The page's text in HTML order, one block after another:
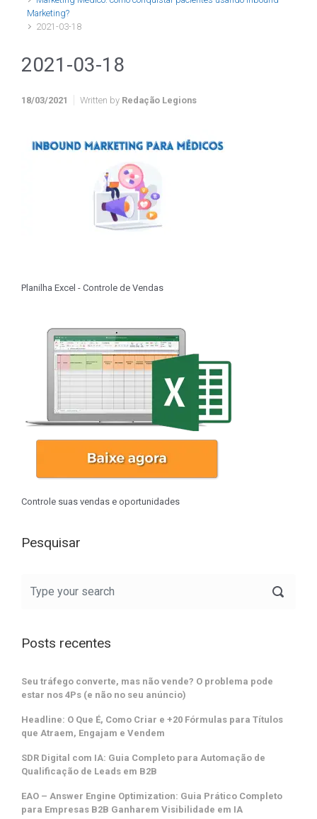
Marketing?
2021-03-18
2021-03-18
18/03/2021 Written by Redação Legions
Planilha Excel - Controle de Vendas
Controle suas vendas e oportunidades
Pesquisar
Posts recentes
Seu tráfego converte, mas não vende? O problema pode
estar nos 4Ps (e não no seu anúncio)
Headline: O Que É, Como Criar e +20 Fórmulas para Títulos
que Atraem, Engajam e Vendem
SDR Digital com IA: Guia Completo para Automação de
Qualificação de Leads em B2B
EAO – Answer Engine Optimization: Guia Prático Completo
para Empresas B2B Ganharem Visibilidade em IA